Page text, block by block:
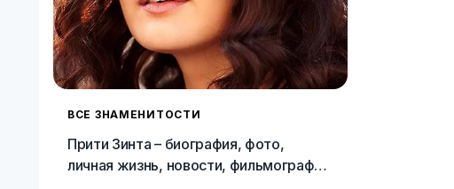
ВСЕ ЗНАМЕНИТОСТИ
Прити Зинта – биография, фото,
личная жизнь, новости, фильмография